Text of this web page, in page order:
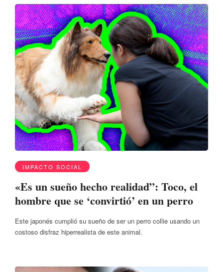
IMPACTO SOCIAL
«Es un sueño hecho realidad”: Toco, el
hombre que se ‘convirtió’ en un perro
Este japonés cumplió su sueño de ser un perro collie usando un
costoso disfraz hiperrealista de este animal.